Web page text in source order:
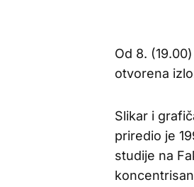
Od 8.
otvorena
Slikar i
priredio je
studije na